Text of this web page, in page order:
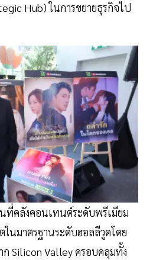
Hub) ในการขยายธุรกิจไป
ที่คลังคอนเทนต์ระดับพรีเมียม
ในมาตรฐานระดับฮอลลีวูดโดย
ก Silicon Valley ครอบคลุมทั้ง